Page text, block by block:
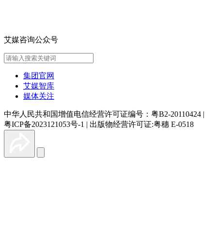
艾媒咨询公众号
集团官网
艾媒智库
媒体关注
中华人民共和国增值电信经营许可证编号：粤B2-20110424 |
粤ICP备2023121053号-1 | 出版物经营许可证:粤穗 E-0518